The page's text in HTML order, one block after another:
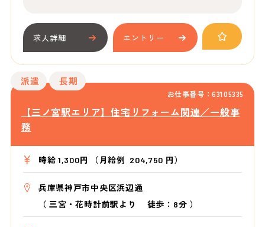
求人詳細 エントリー
お仕事番号：63105335
派遣 長期
【三ノ宮駅エリア】住宅リフォーム関連／一般事
務
時給 1,300円 （月給例 204,750 円）
兵庫県神戸市中央区浜辺通
（三宮・花時計前駅より 徒歩：8分 ）